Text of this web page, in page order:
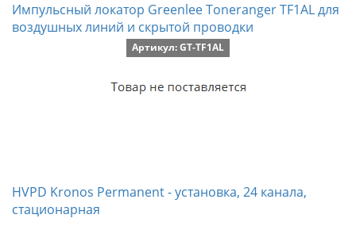
Импульсный локатор Greenlee Toneranger TF1AL для
воздушных линий и скрытой проводки
Артикул: GT-TF1AL
HVPD Kronos Permanent - установка, 24 канала,
стационарная